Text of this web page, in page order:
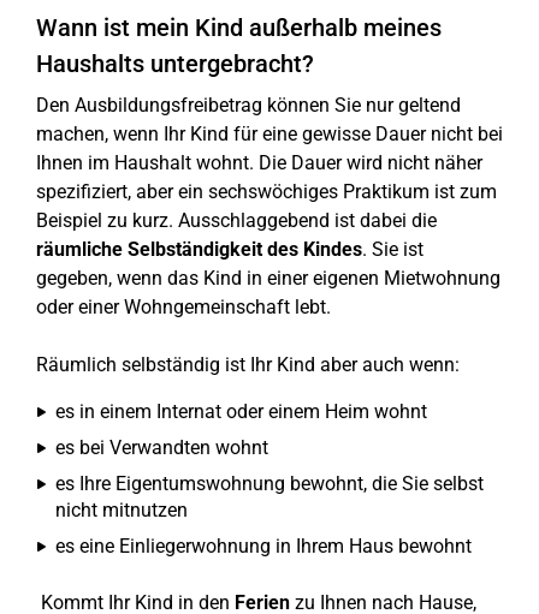
Wann ist mein Kind außerhalb meines
Haushalts untergebracht?
Den Ausbildungsfreibetrag können Sie nur geltend
machen, wenn Ihr Kind für eine gewisse Dauer nicht bei
Ihnen im Haushalt wohnt. Die Dauer wird nicht näher
spezifiziert, aber ein sechswöchiges Praktikum ist zum
Beispiel zu kurz. Ausschlaggebend ist dabei die
räumliche Selbständigkeit des Kindes. Sie ist
gegeben, wenn das Kind in einer eigenen Mietwohnung
oder einer Wohngemeinschaft lebt.
Räumlich selbständig ist Ihr Kind aber auch wenn:
es in einem Internat oder einem Heim wohnt
es bei Verwandten wohnt
es Ihre Eigentumswohnung bewohnt, die Sie selbst
nicht mitnutzen
es eine Einliegerwohnung in Ihrem Haus bewohnt
Kommt Ihr Kind in den Ferien zu Ihnen nach Hause,